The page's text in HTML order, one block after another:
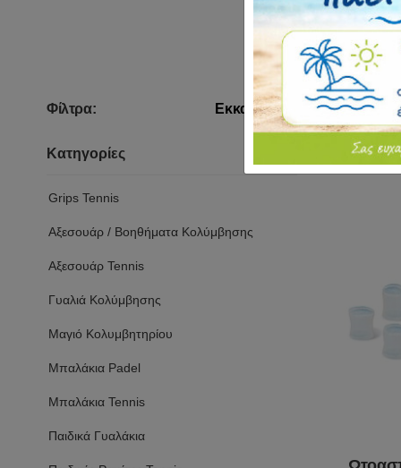
Φίλτρα: Εκκαθάριση
Κατηγορίες
Grips Tennis
Αξεσουάρ / Βοηθήματα Κολύμβησης
Αξεσουάρ Tennis
Γυαλιά Κολύμβησης
Μαγιό Κολυμβητηρίου
Μπαλάκια Padel
Μπαλάκια Tennis
Παιδικά Γυαλάκια
Ταξινόμηση: